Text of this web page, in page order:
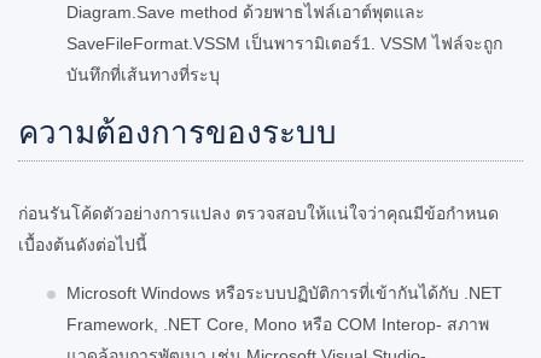
Diagram.Save method ด้วยพาธไฟล์เอาต์พุตและ
SaveFileFormat.VSSM เป็นพารามิเตอร์1. VSSM ไฟล์จะถูก
บันทึกที่เส้นทางที่ระบุ
ความต้องการของระบบ
ก่อนรันโค้ดตัวอย่างการแปลง ตรวจสอบให้แน่ใจว่าคุณมีข้อกำหนด
เบื้องต้นดังต่อไปนี้
Microsoft Windows หรือระบบปฏิบัติการที่เข้ากันได้กับ .NET
Framework, .NET Core, Mono หรือ COM Interop- สภาพ